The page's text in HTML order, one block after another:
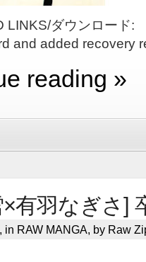
LINKS/ダウンロード:
and added recovery
reading »
×有羽なぎさ]
in RAW MANGA, by Raw